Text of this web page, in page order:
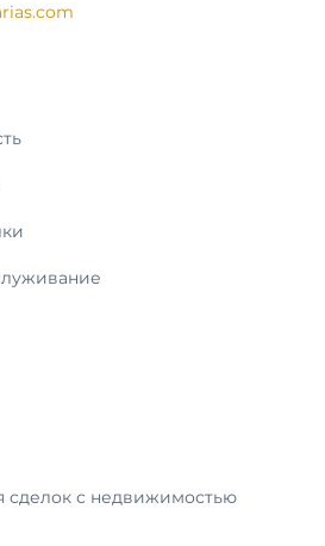
с недвижимостью